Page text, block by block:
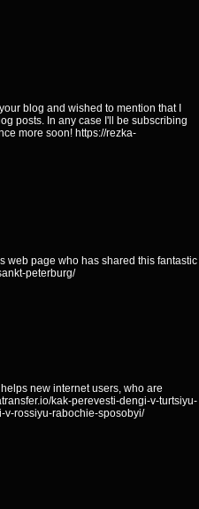
blog and wished to mention that I
posts. In any case I'll be subscribing
more soon! https://rezka-
web page who has shared this fantastic
peterburg/
new internet users, who are
kak-perevesti-dengi-v-turtsiyu-
v-rossiyu-rabochie-sposobyi/